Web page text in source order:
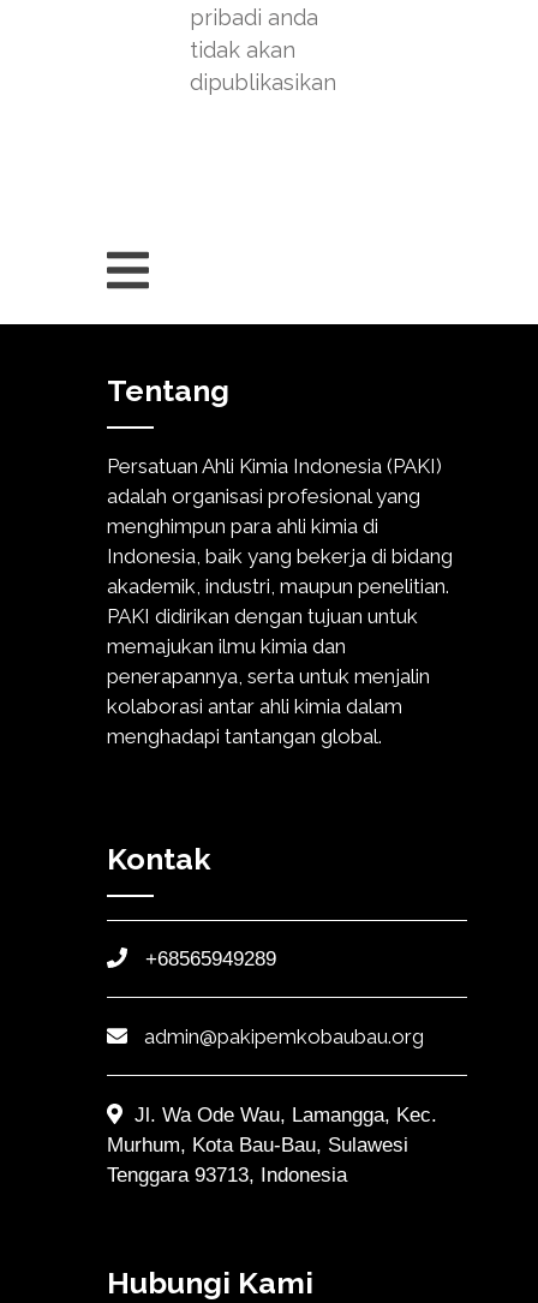
pribadi anda
tidak akan
dipublikasikan
Tentang
Persatuan Ahli Kimia Indonesia (PAKI)
adalah organisasi profesional yang
menghimpun para ahli kimia di
Indonesia, baik yang bekerja di bidang
akademik, industri, maupun penelitian.
PAKI didirikan dengan tujuan untuk
memajukan ilmu kimia dan
penerapannya, serta untuk menjalin
kolaborasi antar ahli kimia dalam
menghadapi tantangan global.
Kontak
+68565949289
admin@pakipemkobaubau.org
Jl. Wa Ode Wau, Lamangga, Kec.
Murhum, Kota Bau-Bau, Sulawesi
Tenggara 93713, Indonesia
Hubungi Kami